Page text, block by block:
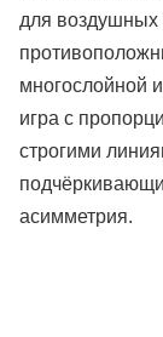
для воздушных
многослойной
игра с
строгими
асимметрия.